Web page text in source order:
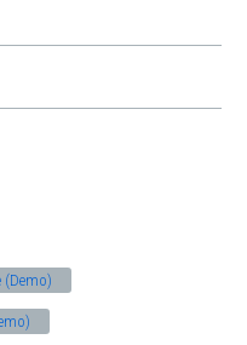
(Demo)